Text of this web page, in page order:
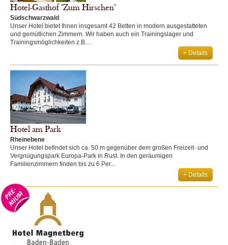
Hotel-Gasthof "Zum Hirschen"
Südschwarzwald
Unser Hotel bietet Ihnen insgesamt 42 Betten in modern ausgestatteten
und gemütlichen Zimmern. Wir haben auch ein Trainingslager und
Trainingsmöglichkeiten z.B....
+ Details
Hotel am Park
Rheinebene
Unser Hotel befindet sich ca. 50 m gegenüber dem großen Freizeit- und
Vergnügungspark Europa-Park in Rust. In den geräumigen
Familienzimmern finden bis zu 6 Per...
+ Details